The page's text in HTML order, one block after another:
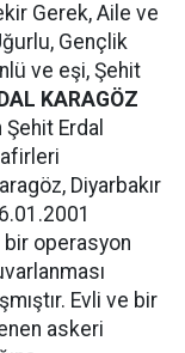
Gerek, Aile ve
Gençlik
ve eşi, Şehit
KARAGÖZ
Şehit Erdal
Diyarbakır
operasyon
Evli ve bir
askeri